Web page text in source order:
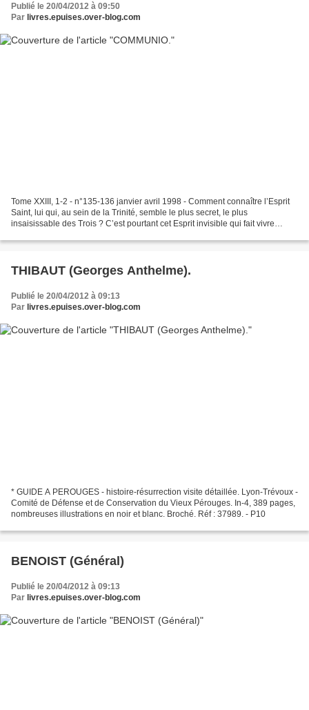
Publié le 20/04/2012 à 09:50
Par livres.epuises.over-blog.com
Tome XXIII, 1-2 - n°135-136 janvier avril 1998 - Comment connaître l’Esprit
Saint, lui qui, au sein de la Trinité, semble le plus secret, le plus
insaisissable des Trois ? C’est pourtant cet Esprit invisible qui fait vivre
THIBAUT (Georges Anthelme).
Publié le 20/04/2012 à 09:13
Par livres.epuises.over-blog.com
* GUIDE A PEROUGES - histoire-résurrection visite détaillée. Lyon-Trévoux -
Comité de Défense et de Conservation du Vieux Pérouges. In-4, 389 pages,
nombreuses illustrations en noir et blanc. Broché. Réf : 37989. - P10
BENOIST (Général)
Publié le 20/04/2012 à 09:13
Par livres.epuises.over-blog.com